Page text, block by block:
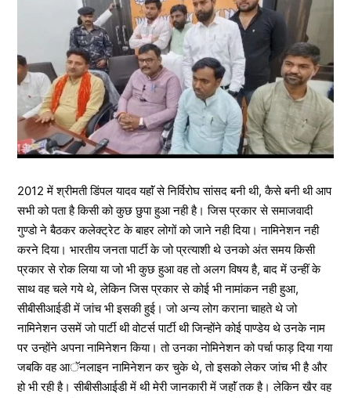
2012 में श्रीमती डिंपल यादव यहाॅं से निर्विरोघ सांसद बनी थी, कैसे बनी थी आप
सभी को पता है किसी को कुछ छुपा हुआ नही है। जिस प्रकार से समाजवादी
गुण्डो ने बैठकर कलेक्ट्रेट के बाहर लोगों को जाने नही दिया। नामिनेशन नही
करने दिया। भारतीय जनता पार्टी के जो प्रत्याशी थे उनको अंत समय किसी
प्रकार से रोक लिया या जो भी कुछ हुआ वह तो अलग विषय है, बाद में उन्हीं के
साथ वह चले गये थे, लेकिन जिस प्रकार से कोई भी नामांकन नही हुआ,
सीबीसीआईडी में जांच भी इसकी हुई। जो अन्य लोग कराना चाहते थे जो
नामिनेशन उसमें जो पार्टी थी वोटर्स पार्टी थी जिन्होंने कोई पाण्डेय थे उनके नाम
पर उन्होंने अपना नामिनेशन किया। तो उनका नोमिनेशन को पर्चा फाड़ दिया गया
जबकि वह आॅनलाइन नामिनेशन कर चुके थे, तो इसको लेकर जांच भी है और
हो भी रही है। सीबीसीआईडी में थी मेरी जानकारी में जहाॅं तक है। लेकिन खैर वह